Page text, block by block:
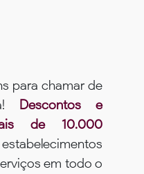
para chamar de
Descontos e
de 10.000
em todo o